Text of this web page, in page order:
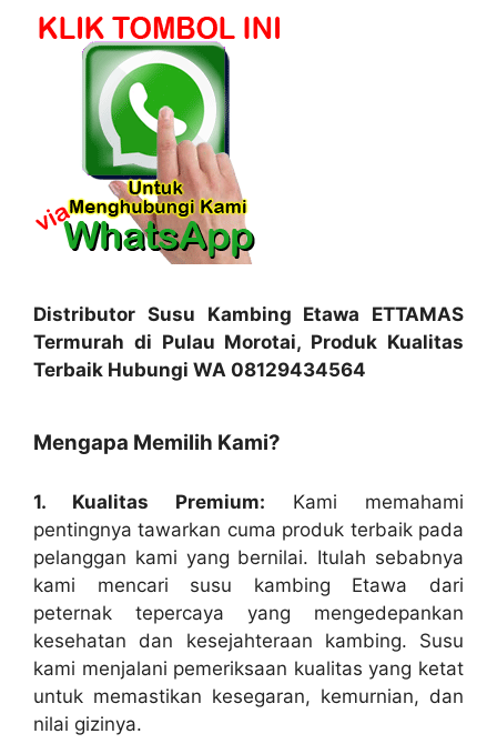
Distributor Susu Kambing Etawa ETTAMAS
Termurah di Pulau Morotai, Produk Kualitas
Terbaik Hubungi WA 08129434564
Mengapa Memilih Kami?
1. Kualitas Premium: Kami memahami
pentingnya tawarkan cuma produk terbaik pada
pelanggan kami yang bernilai. Itulah sebabnya
kami mencari susu kambing Etawa dari
peternak tepercaya yang mengedepankan
kesehatan dan kesejahteraan kambing. Susu
kami menjalani pemeriksaan kualitas yang ketat
untuk memastikan kesegaran, kemurnian, dan
nilai gizinya.